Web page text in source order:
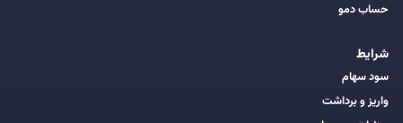
حساب دمو
شرایط
سود سهام
واریز و برداشت